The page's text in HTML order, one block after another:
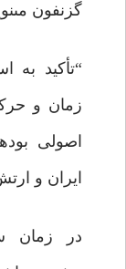
گزنفون
“تأکید به
زمان و
اصولى
ایران و
در زمان